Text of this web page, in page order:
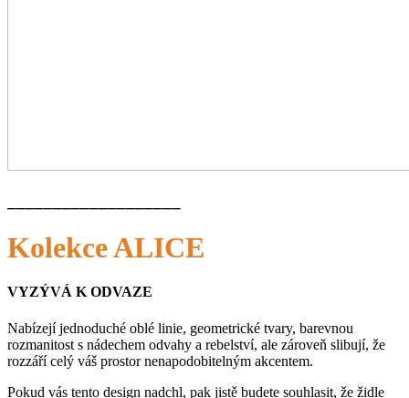
Kolekce ALICE
VYZÝVÁ K ODVAZE
Nabízejí jednoduché oblé linie, geometrické tvary, barevnou
rozmanitost s nádechem odvahy a rebelství, ale zároveň slibují, že
rozzáří celý váš prostor nenapodobitelným akcentem.
Pokud vás tento design nadchl, pak jistě budete souhlasit, že židle